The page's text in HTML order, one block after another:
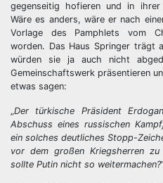
gegenseitig hofieren und in
Wäre es anders, wäre er nach
Vorlage des Pamphlets vom
worden. Das Haus Springer trägt
würden sie ja auch nicht
Gemeinschaftswerk präsentieren
etwas sagen:
„Der türkische Präsident
Abschuss eines russischen
ein solches deutliches Stopp-
vor dem großen Kriegsherren zu
sollte Putin nicht so weitermachen?